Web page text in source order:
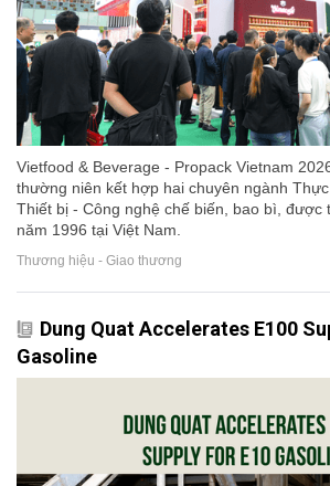
Vietfood & Beverage - Propack Vietnam
thường niên kết hợp hai chuyên ngành
Thiết bị - Công nghệ chế biến, bao bì, được
năm 1996 tại Việt Nam.
Thương hiệu - Giao thương
Dung Quat Accelerates E100
Gasoline